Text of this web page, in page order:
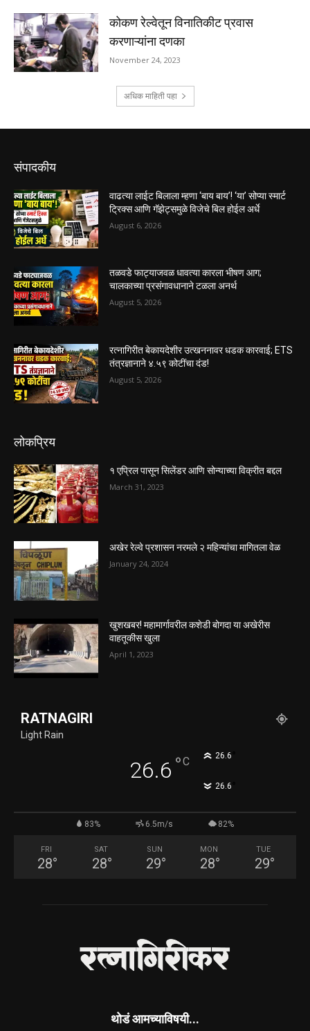
संपादकीय
वाढत्या लाईट बिलाला म्हणा ‘बाय बाय’! ‘या’ सोप्या स्मार्ट
ट्रिक्स आणि गॅझेट्समुळे विजेचे बिल होईल अर्धे
August 6, 2026
तळवडे फाट्याजवळ धावत्या कारला भीषण आग;
चालकाच्या प्रसंगावधानाने टळला अनर्थ
August 5, 2026
रत्नागिरीत बेकायदेशीर उत्खननावर धडक कारवाई; ETS
तंत्रज्ञानाने ४.५९ कोटींचा दंड!
August 5, 2026
लोकप्रिय
१ एप्रिल पासून सिलेंडर आणि सोन्याच्या विक्रीत बद्दल
March 31, 2023
अखेर रेल्वे प्रशासन नरमले २ महिन्यांचा मागितला वेळ
January 24, 2024
खुशखबर! महामार्गावरील कशेडी बोगदा या अखेरीस
वाहतूकीस खुला
April 1, 2023
RATNAGIRI
Light Rain
26.6 °C 26.6
26.6
83% 6.5m/s 82%
FRI
28°
SAT
28°
SUN
29°
MON
28°
TUE
29°
थोडं आमच्याविषयी...